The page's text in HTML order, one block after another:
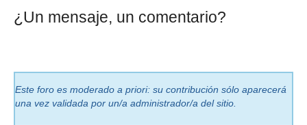
¿Un mensaje, un comentario?
Este foro es moderado a priori: su contribución sólo aparecerá
una vez validada por un/a administrador/a del sitio.